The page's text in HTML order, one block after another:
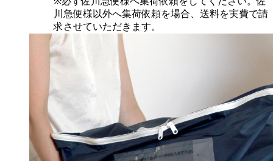
川急便様以外へ集荷依頼を場合、送料を実費で請
求させていただきます。